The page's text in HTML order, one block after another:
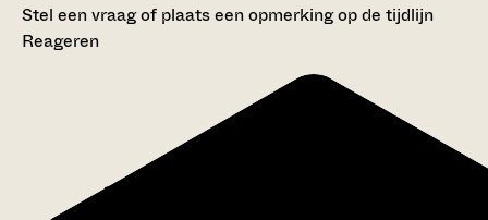
Stel een vraag of plaats een opmerking op de tijdlijn
Reageren